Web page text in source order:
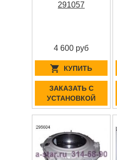
291057
4 600 руб
КУПИТЬ
ЗАКАЗАТЬ С
УСТАНОВКОЙ